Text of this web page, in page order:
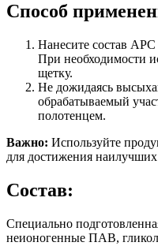
Способ
Нанесите состав
При необходимости
щетку.
Не дожидаясь
обрабатываемый
полотенцем.
Важно: Используйте
для достижения наилучших
Состав:
Специально
неионогенные ПАВ,